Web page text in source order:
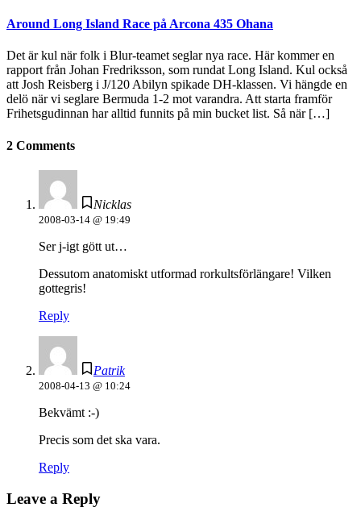
Around Long Island Race på Arcona 435 Ohana
Det är kul när folk i Blur-teamet seglar nya race. Här kommer en
rapport från Johan Fredriksson, som rundat Long Island. Kul också
att Josh Reisberg i J/120 Abilyn spikade DH-klassen. Vi hängde en
delö när vi seglare Bermuda 1-2 mot varandra. Att starta framför
Frihetsgudinnan har alltid funnits på min bucket list. Så när […]
2 Comments
Nicklas
2008-03-14 @ 19:49
Ser j-igt gött ut…
Dessutom anatomiskt utformad rorkultsförlängare! Vilken
gottegris!
Reply
Patrik
2008-04-13 @ 10:24
Bekvämt :-)
Precis som det ska vara.
Reply
Leave a Reply